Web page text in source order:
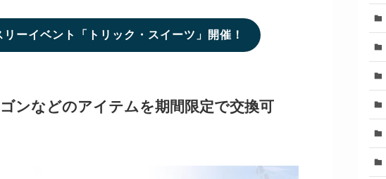
ーイベント「トリック・スイーツ」開催！
ンなどのアイテムを期間限定で交換可